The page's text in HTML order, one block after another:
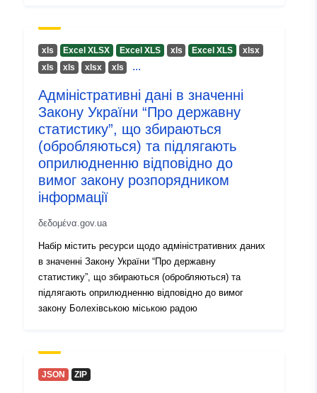
хls Excel XLSX Excel XLS хls Excel XLS
хlsx
хls
хls хlsx хls ...
Адміністративні дані в значенні
Закону України “Про державну
статистику”, що збираються
(обробляються) та підлягають
оприлюдненню відповідно до
вимог закону розпорядником
інформації
δεδομένα.gov.ua
Набір містить ресурси щодо адміністративних даних
в значенні Закону України “Про державну
статистику”, що збираються (обробляються) та
підлягають оприлюдненню відповідно до вимог
закону Болехівською міською радою
JSON ZIP